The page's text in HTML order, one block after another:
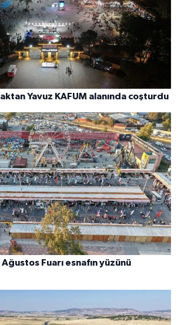
Yavuz KAFUM alanında coşturdu
Fuarı esnafın yüzünü